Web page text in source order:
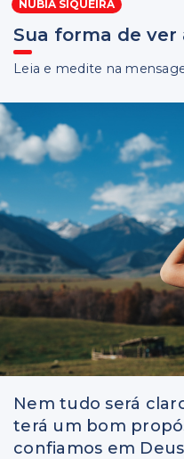
NÚBIA SIQUEIRA
Sua forma de
Leia e medite na
Nem tudo será
terá um bom
confiamos em